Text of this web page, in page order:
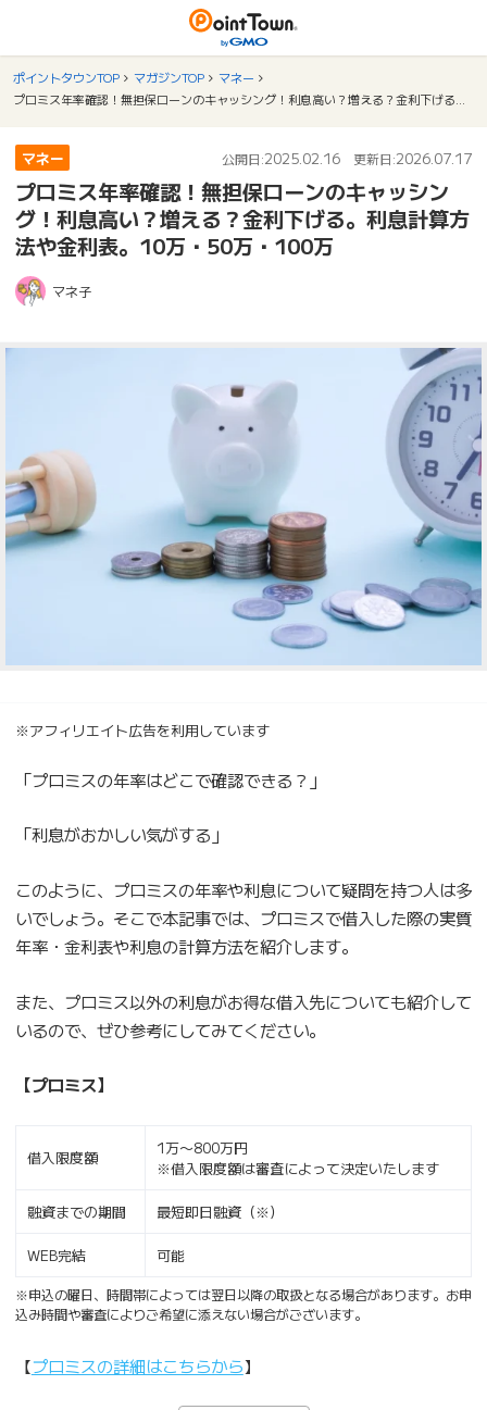
ポイントタウンTOP マガジンTOP
マネー
マネー 公開日:2025.02.16 更新日:2026.07.17
プロミス年率確認！無担保ローンのキャッシン
グ！利息高い？増える？金利下げる。利息計算方
法や金利表。10万・50万・100万
マネ子
※アフィリエイト広告を利用しています
「プロミスの年率はどこで確認できる？」
「利息がおかしい気がする」
このように、プロミスの年率や利息について疑問を持つ人は多
いでしょう。そこで本記事では、プロミスで借入した際の実質
年率・金利表や利息の計算方法を紹介します。
また、プロミス以外の利息がお得な借入先についても紹介して
いるので、ぜひ参考にしてみてください。
【プロミス】
借入限度額
1万〜800万円
※借入限度額は審査によって決定いたします
融資までの期間 最短即日融資（※）
WEB完結 可能
※申込の曜日、時間帯によっては翌日以降の取扱となる場合があります。お申
込み時間や審査によりご希望に添えない場合がございます。
【プロミスの詳細はこちらから】